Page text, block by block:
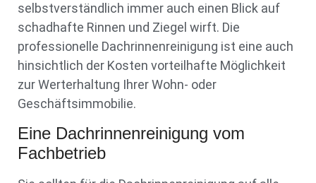
selbstverständlich immer auch einen Blick auf
schadhafte Rinnen und Ziegel wirft. Die
professionelle Dachrinnenreinigung ist eine auch
hinsichtlich der Kosten vorteilhafte Möglichkeit
zur Werterhaltung Ihrer Wohn- oder
Geschäftsimmobilie.
Eine Dachrinnenreinigung vom
Fachbetrieb